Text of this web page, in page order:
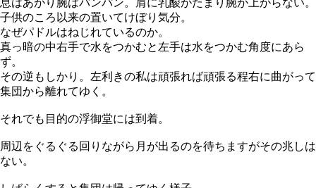
息はあがり腕はパンパン。肩に乳酸がたまり腕が上がらない。
子供のころ以来の置いてけぼり気分。
なぜパドルはねじれているのか。
真っ暗の中右手で水をつかむと左手は水をつかむ角度にあら
ず。
その逆もしかり。左利きの私は頑張れば頑張る程右に曲がって
集団から離れてゆく。
それでも目的の浮御堂には到着。
周辺をぐるぐる回りながら月が出るのを待ちますがその兆しは
ない。